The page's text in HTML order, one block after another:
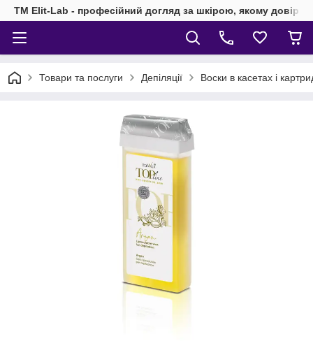
TM Elit-Lab - професійний догляд за шкірою, якому
Товари та послуги Депіляції Воски в касетах і